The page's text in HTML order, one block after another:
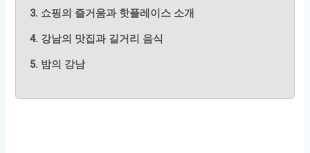
3. 쇼핑의 즐거움과 핫플레이스 소개
4. 강남의 맛집과 길거리 음식
5. 밤의 강남